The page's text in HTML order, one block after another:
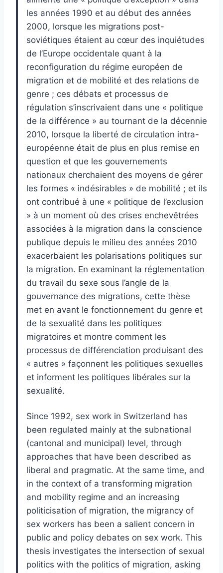
les années 1990 et au début des années
2000, lorsque les migrations post-
soviétiques étaient au cœur des inquiétudes
de l’Europe occidentale quant à la
reconfiguration du régime européen de
migration et de mobilité et des relations de
genre ; ces débats et processus de
régulation s’inscrivaient dans une « politique
de la différence » au tournant de la décennie
2010, lorsque la liberté de circulation intra-
européenne était de plus en plus remise en
question et que les gouvernements
nationaux cherchaient des moyens de gérer
les formes « indésirables » de mobilité ; et ils
ont contribué à une « politique de l’exclusion
» à un moment où des crises enchevêtrées
associées à la migration dans la conscience
publique depuis le milieu des années 2010
exacerbaient les polarisations politiques sur
la migration. En examinant la réglementation
du travail du sexe sous l’angle de la
gouvernance des migrations, cette thèse
met en avant le fonctionnement du genre et
de la sexualité dans les politiques
migratoires et montre comment les
processus de différenciation produisant des
« autres » façonnent les politiques sexuelles
et informent les politiques libérales sur la
sexualité.
Since 1992, sex work in Switzerland has
been regulated mainly at the subnational
(cantonal and municipal) level, through
approaches that have been described as
liberal and pragmatic. At the same time, and
in the context of a transforming migration
and mobility regime and an increasing
politicisation of migration, the migrancy of
sex workers has been a salient concern in
public and policy debates on sex work. This
thesis investigates the intersection of sexual
politics with the politics of migration, asking